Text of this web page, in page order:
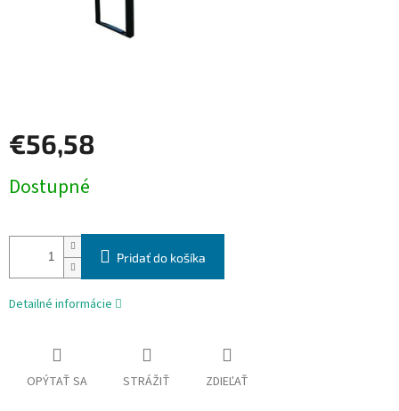
€56,58
cena:
Dostupné
Pridať do košíka
Detailné informácie
OPÝTAŤ SA STRÁŽIŤ ZDIEĽAŤ